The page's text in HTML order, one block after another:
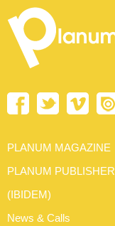
PLANUM MAGAZINE
PLANUM PUBLISHER
(IBIDEM)
News & Calls